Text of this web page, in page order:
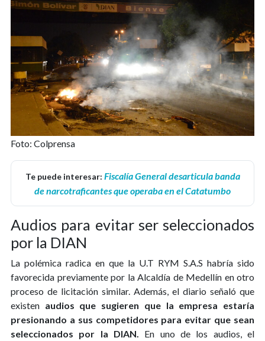
Foto: Colprensa
Te puede interesar: Fiscalía General desarticula banda
de narcotraficantes que operaba en el Catatumbo
Audios para evitar ser seleccionados
por la DIAN
La polémica radica en que la U.T RYM S.A.S habría sido
favorecida previamente por la Alcaldía de Medellín en otro
proceso de licitación similar. Además, el diario señaló que
existen audios que sugieren que la empresa estaría
presionando a sus competidores para evitar que sean
seleccionados por la DIAN.
En uno de los audios, el